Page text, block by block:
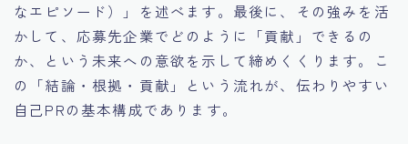
なエピソード）」を述べます。最後に、その強みを活
かして、応募先企業でどのように「貢献」できるの
か、という未来への意欲を示して締めくくります。こ
の「結論・根拠・貢献」という流れが、伝わりやすい
自己PRの基本構成であります。